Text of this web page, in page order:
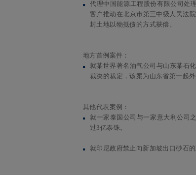
代理中国能源工程股份有限公司处
客户推动在北京市第三中级人民法
封土地以物抵债的方式获偿。
地方首例案件：
就某世界著名油气公司与山东某石
裁决的裁定，该案为山东省第一起
其他代表案例：
就一家泰国公司与一家意大利公司
过3亿泰铢。
就印尼政府禁止向新加坡出口砂石